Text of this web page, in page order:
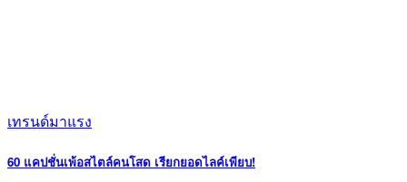
เทรนด์มาแรง
60 แคปชั่นเพ้อสไตล์คนโสด เรียกยอดไลค์เพียบ!